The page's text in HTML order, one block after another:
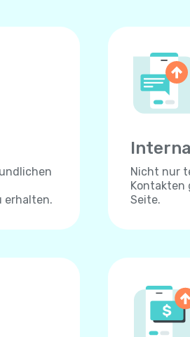
erhalten.
Nicht nur
Kontakten
Seite.